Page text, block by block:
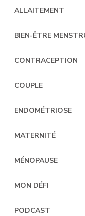
ALLAITEMENT
BIEN-ÊTRE
CONTRACEPTION
COUPLE
ENDOMÉTRIOSE
MATERNITÉ
MÉNOPAUSE
MON DÉFI
PODCAST